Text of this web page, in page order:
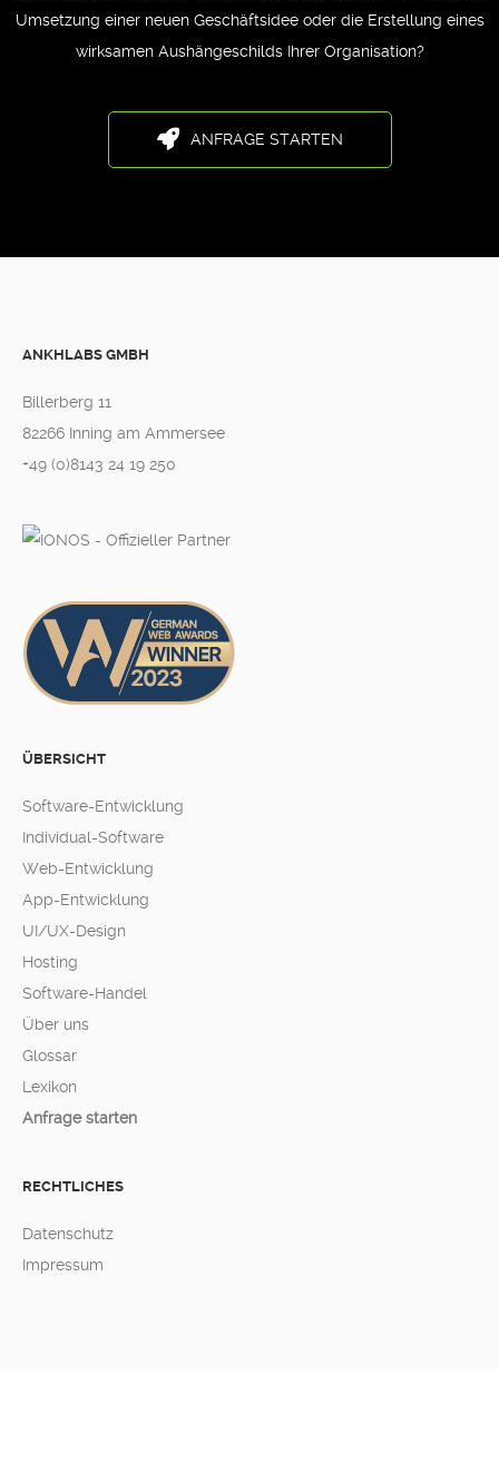
Umsetzung einer neuen Geschäftsidee oder die Erstellung eines
wirksamen Aushängeschilds Ihrer Organisation?
ANFRAGE STARTEN
ANKHLABS GMBH
Billerberg 11
82266 Inning am Ammersee
+49 (0)8143 24 19 250
ÜBERSICHT
Software-Entwicklung
Individual-Software
Web-Entwicklung
App-Entwicklung
UI/UX-Design
Hosting
Software-Handel
Über uns
Glossar
Lexikon
Anfrage starten
RECHTLICHES
Datenschutz
Impressum